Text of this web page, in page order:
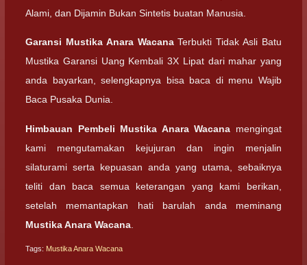
Alami, dan Dijamin Bukan Sintetis buatan Manusia.
Garansi Mustika Anara WacanaTerbukti Tidak Asli Batu
Mustika Garansi Uang Kembali 3X Lipat dari mahar yang
anda bayarkan, selengkapnya bisa baca di menu Wajib
Baca Pusaka Dunia.
Himbauan Pembeli Mustika Anara Wacana mengingat
kami mengutamakan kejujuran dan ingin menjalin
silaturami serta kepuasan anda yang utama, sebaiknya
teliti dan baca semua keterangan yang kami berikan,
setelah memantapkan hati barulah anda meminang
Mustika Anara Wacana
Tags: Mustika Anara Wacana